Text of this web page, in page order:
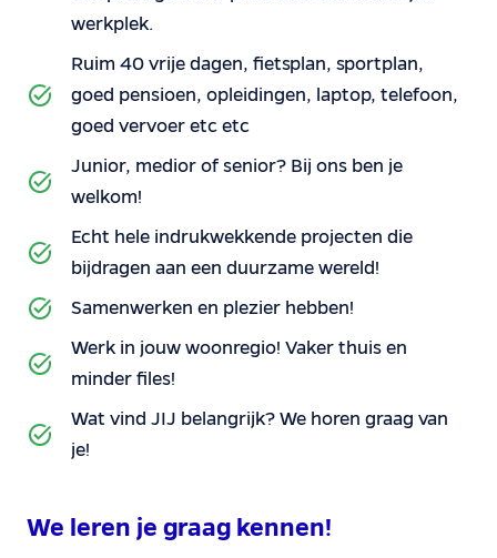
We leren je graag kennen!
werkplek.
Ruim 40 vrije dagen, fietsplan, sportplan,
goed pensioen, opleidingen, laptop, telefoon,
goed vervoer etc etc
Junior, medior of senior? Bij ons ben je
welkom!
Echt hele indrukwekkende projecten die
bijdragen aan een duurzame wereld!
Samenwerken en plezier hebben!
Werk in jouw woonregio! Vaker thuis en
minder files!
Wat vind JIJ belangrijk? We horen graag van
je!